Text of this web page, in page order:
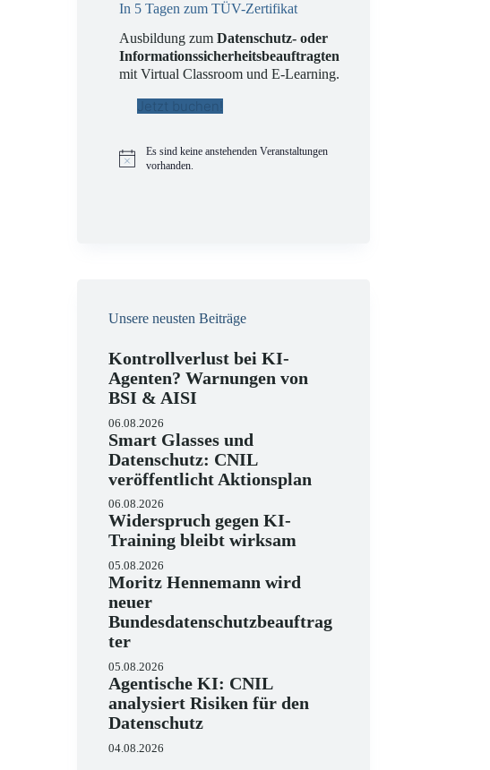
In 5 Tagen zum TÜV-Zertifikat
Ausbildung zumDatenschutz- oder
Informationssicherheitsbeauftragten
mit Virtual Classroom und E-Learning.
Jetzt buchen!
H
Es sind keine anstehenden Veranstaltungen
vorhanden.
Unsere neusten Beiträge
Kontrollverlust bei KI-
Agenten? Warnungen von
BSI & AISI
06.08.2026
Smart Glasses und
Datenschutz: CNIL
veröffentlicht Aktionsplan
06.08.2026
Widerspruch gegen KI-
Training bleibt wirksam
05.08.2026
Moritz Hennemann wird
neuer
Bundesdatenschutzbeauftrag
ter
05.08.2026
Agentische KI: CNIL
analysiert Risiken für den
Datenschutz
04.08.2026